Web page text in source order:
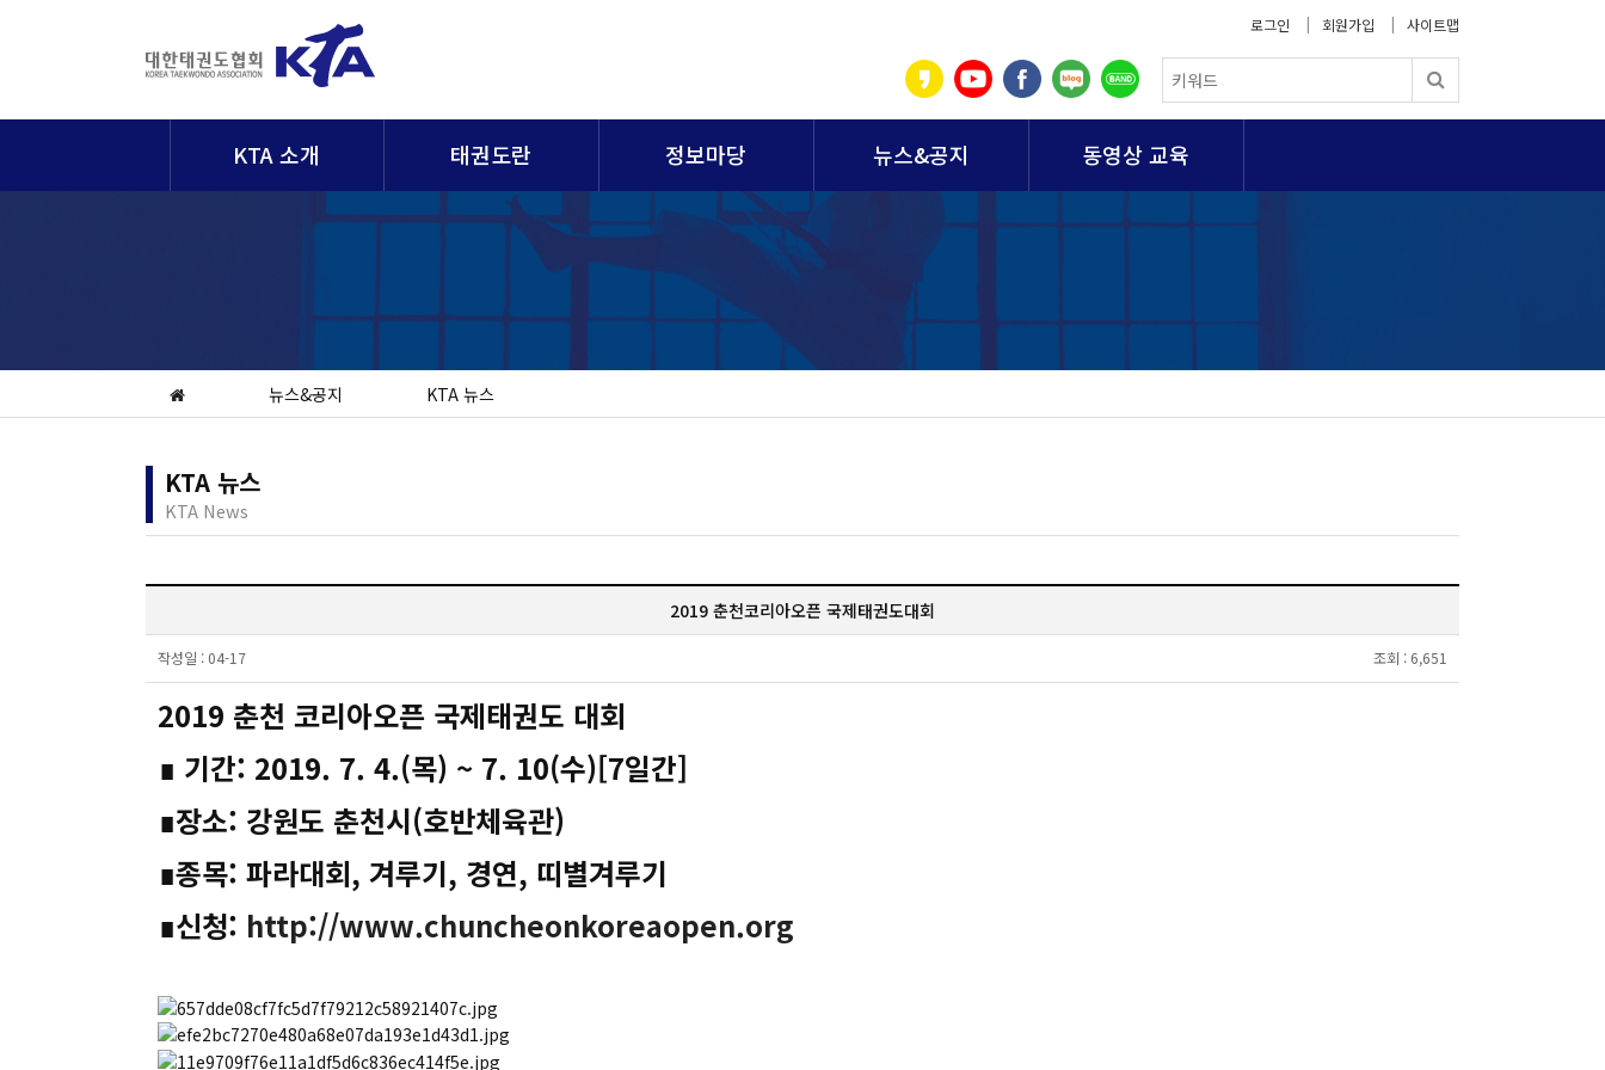
로그인 회원가입 사이트맵
KTA 소개 태권도란 정보마당 뉴스&공지 동영상 교육
뉴스&공지 KTA 뉴스
KTA 뉴스
KTA News
2019 춘천코리아오픈 국제태권도대회
작성일 : 04-17 조회 : 6,651
2019 춘천 코리아오픈 국제태권도 대회
∎ 기간: 2019. 7. 4.(목) ~ 7. 10(수)[7일간]
∎장소: 강원도 춘천시(호반체육관)
∎종목: 파라대회, 겨루기, 경연, 띠별겨루기
∎신청: http://www.chuncheonkoreaopen.org